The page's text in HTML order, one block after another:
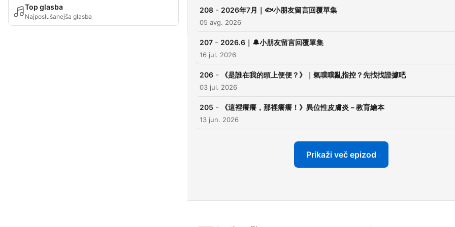
Top glasba
Najposlušanejša glasba
節。
講故事也不需在後面說大道
只要設計許多問答與互動
孩子就能慢慢學習感受與同
以往的培訓課程中其實都會告
要能實際應用其實對一般家長
老師都很辛苦，
208 - 2026年7月｜🐟小朋友留言回覆單集
05 avg. 2026
207 - 2026.6｜🔔小朋友留言回覆單集
16 jul. 2026
206 - 《是誰在我的頭上便便？》｜氣噗噗亂指控？先找找證據吧
03 jul. 2026
205 - 《這裡癢癢，那裡癢癢！》異位性皮膚炎－教育繪本
13 jun. 2026
Prikaži več epizod